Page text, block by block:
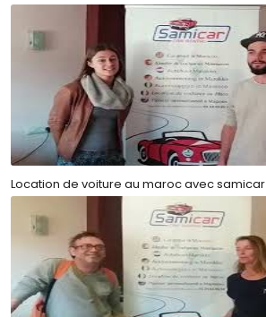
Location de voiture au maroc avec samicar